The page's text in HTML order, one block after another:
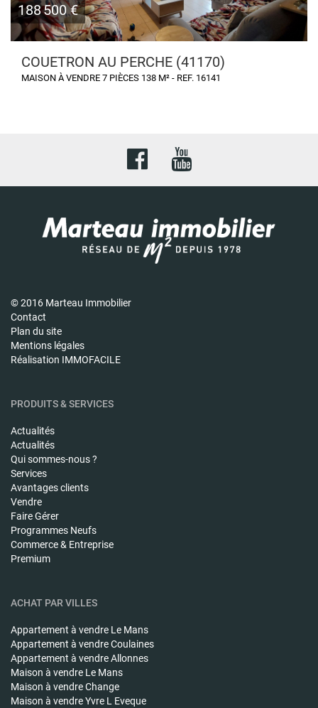
188 500 €
COUETRON AU PERCHE (41170)
MAISON À VENDRE 7 PIÈCES 138 M² - REF. 16141
© 2016 Marteau Immobilier
Contact
Plan du site
Mentions légales
Réalisation IMMOFACILE
PRODUITS & SERVICES
Actualités
Actualités
Qui sommes-nous ?
Services
Avantages clients
Vendre
Faire Gérer
Programmes Neufs
Commerce & Entreprise
Premium
ACHAT PAR VILLES
Appartement à vendre Le Mans
Appartement à vendreCoulaines
Appartement à vendreAllonnes
Maison à vendre Le Mans
Maison à vendreChange
Maison à vendreYvre L Eveque